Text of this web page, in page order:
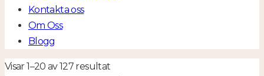
Kontakta oss
Om Oss
Blogg
Visar 1–20 av 127 resultat